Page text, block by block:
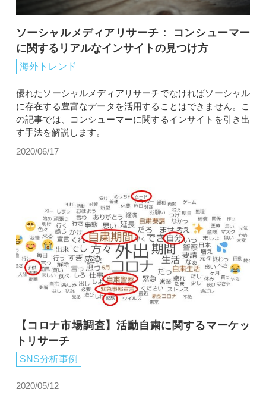
ソーシャルメディアリサーチ： コンシューマー
に関するリアルなインサイトの見つけ方
海外トレンド
優れたソーシャルメディアリサーチでなければソーシャル
に存在する豊富なデータを活用することはできません。こ
の記事では、コンシューマーに関するインサイトを引き出
す手法を解説します。
2020/06/17
【コロナ市場調査】活動自粛に関するマーケッ
トリサーチ
SNS分析事例
2020/05/12